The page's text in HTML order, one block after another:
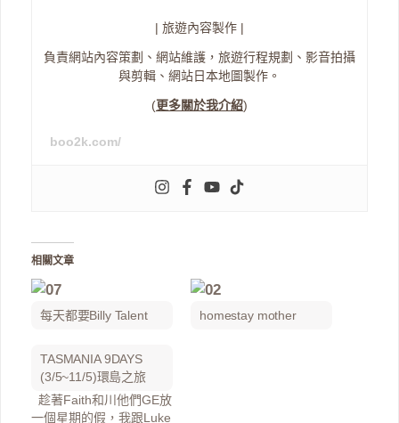
| 旅遊內容製作 |
負責網站內容策劃、網站維護，旅遊行程規劃、影音拍攝
與剪輯、網站日本地圖製作。
(更多關於我介紹)
boo2k.com/
相關文章
每天都要Billy Talent homestay mother
TASMANIA 9DAYS
(3/5~11/5)環島之旅
趁著Faith和川他們GE放
一個星期的假，我跟Luke